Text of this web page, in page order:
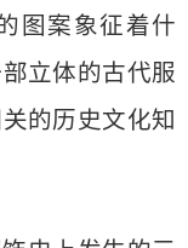
图案象征着什
立体的古代服
的历史文化知